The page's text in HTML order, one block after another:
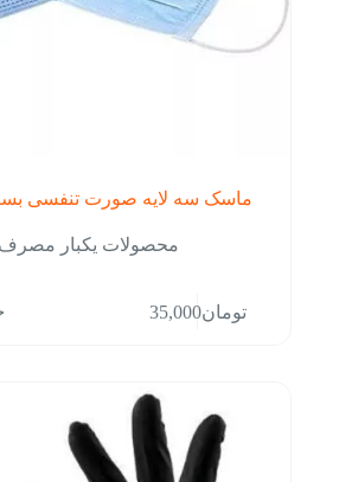
ماسک سه لایه صورت تنفسی بسته 10
محصولات یکبار
تومان35,000